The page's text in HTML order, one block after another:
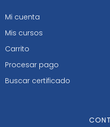
Mi cuenta
Mis cursos
Carrito
Procesar pago
Buscar certificado